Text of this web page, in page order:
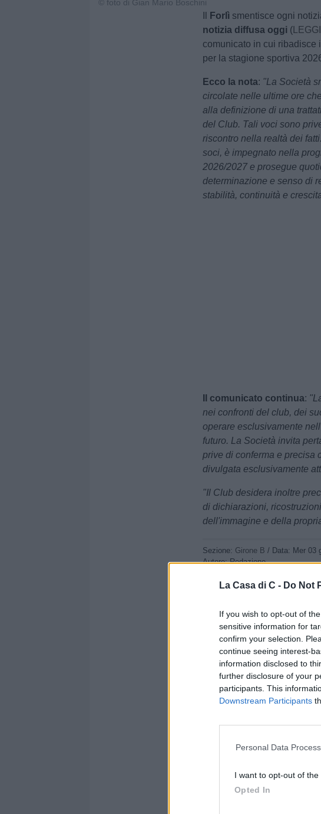
La Casa di C - Do Not
If you wish to opt-out of
sensitive information for
confirm your selection.
continue seeing interest-
information disclosed to
further disclosure of your
participants. This
Downstream Participants
Personal Data
I want to opt-out of
Opted In
© foto di Gian Mario Boschini
Forlì smentisce ogni
notizia diffusa oggi (
comunicato in cui ribadisce
per la stagione sportiva
Ecco la nota: "La Società
circolate nelle ultime ore
alla definizione di una
del Club. Tali voci sono
riscontro nella realtà dei
soci, è impegnato nella
2026/2027 e prosegue
determinazione e senso di
stabilità, continuità e
Il comunicato continua:
nei confronti del club, dei
operare esclusivamente
futuro. La Società invita
prive di conferma e precisa
divulgata esclusivamente
"Il Club desidera inoltre
di dichiarazioni,
dell'immagine e della
Sezione: Girone B / Data: Mer 03
Autore: Redazione
Altre notizie -